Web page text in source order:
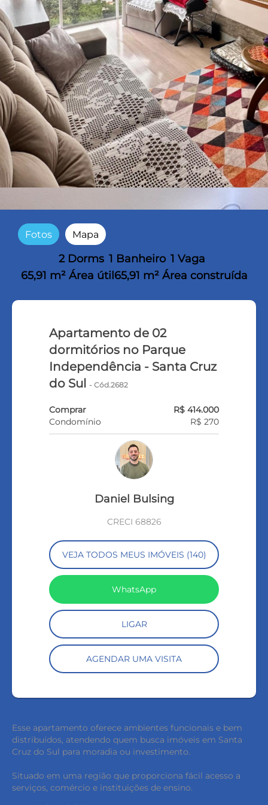
Fotos Mapa
2 Dorms 1 Banheiro 1 Vaga
65,91 m² Área útil 65,91 m² Área construída
Apartamento de 02
dormitórios no Parque
Independência - Santa Cruz
do Sul - Cód.2682
Comprar
R$ 414.000
Condomínio
R$ 270
Daniel Bulsing
CRECI 68826
VEJA TODOS MEUS IMÓVEIS (140)
WhatsApp
LIGAR
AGENDAR UMA VISITA
Esse apartamento oferece ambientes funcionais e bem
distribuídos, atendendo quem busca imóveis em Santa
Cruz do Sul para moradia ou investimento.
Situado em uma região que proporciona fácil acesso a
serviços, comércio e instituições de ensino.